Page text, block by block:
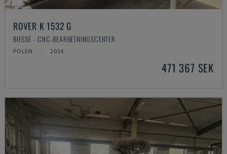
ROVER K 1532 G
BIESSE - CNC-BEARBETNINGSCENTER
POLEN 2014
471 367 SEK